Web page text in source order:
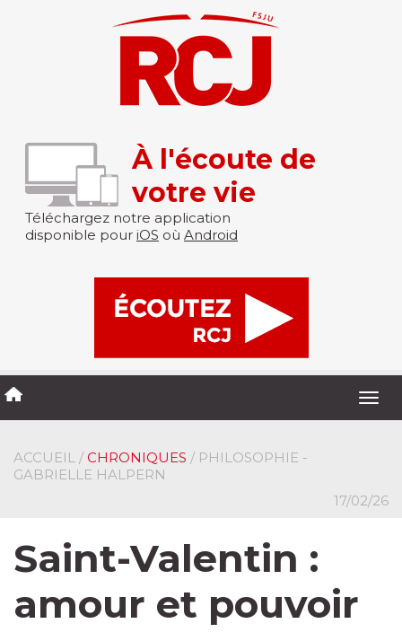
À l'écoute de
votre vie
Téléchargez notre application
disponible pour iOS où Android
ACCUEIL / CHRONIQUES / PHILOSOPHIE -
GABRIELLE HALPERN
17/02/26
Saint-Valentin :
amour et pouvoir